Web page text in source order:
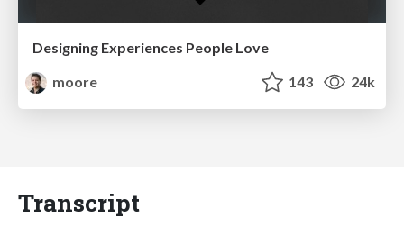
Designing Experiences People Love
moore
143 24k
Transcript